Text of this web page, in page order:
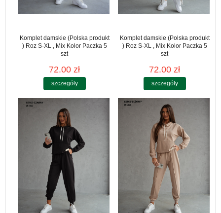
Komplet damskie (Polska produkt
) Roz S-XL , Mix Kolor Paczka 5
szt
72.00 zł
szczegóły
Komplet damskie (Polska produkt
) Roz S-XL , Mix Kolor Paczka 5
szt
72.00 zł
szczegóły